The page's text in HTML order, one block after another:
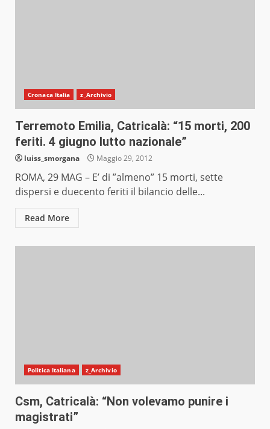
Cronaca Italia z_Archivio
Terremoto Emilia, Catricalà: “15 morti, 200
feriti. 4 giugno lutto nazionale”
luiss_smorgana Maggio 29, 2012
ROMA, 29 MAG – E’ di ”almeno” 15 morti, sette
dispersi e duecento feriti il bilancio delle...
Read More
Politica Italiana z_Archivio
Csm, Catricalà: “Non volevamo punire i
magistrati”